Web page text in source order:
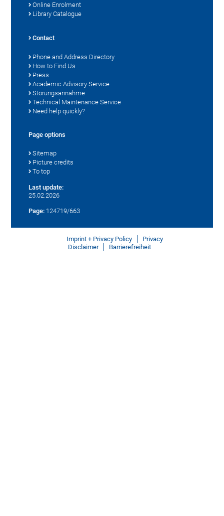
Online Enrolment
Library Catalogue
Contact
Phone and Address Directory
How to Find Us
Press
Academic Advisory Service
Störungsannahme
Technical Maintenance Service
Need help quickly?
Page options
Sitemap
Picture credits
To top
Last update:
25.02.2026
Page: 124719/663
Imprint + Privacy Policy
Privacy
Disclaimer
Barrierefreiheit